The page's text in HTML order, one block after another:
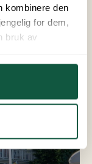
kombinere den
for dem,
bruk av